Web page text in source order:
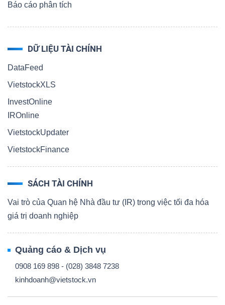
Báo cáo phân tích
DỮ LIỆU TÀI CHÍNH
DataFeed
VietstockXLS
InvestOnline
IROnline
VietstockUpdater
VietstockFinance
SÁCH TÀI CHÍNH
Vai trò của Quan hệ Nhà đầu tư (IR) trong việc tối đa hóa
giá trị doanh nghiệp
Quảng cáo & Dịch vụ
0908 169 898 - (028) 3848 7238
kinhdoanh@vietstock.vn